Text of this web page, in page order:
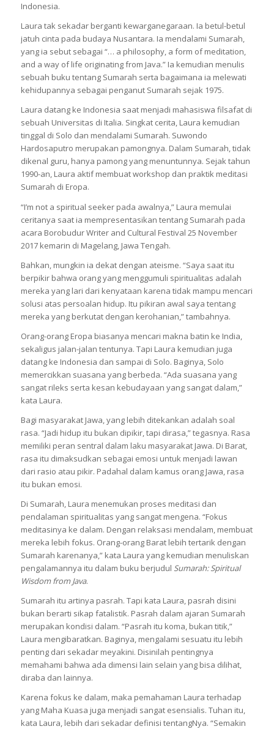
Indonesia.
Laura tak sekadar berganti kewarganegaraan. Ia betul-betul
jatuh cinta pada budaya Nusantara. Ia mendalami Sumarah,
yang ia sebut sebagai “… a philosophy, a form of meditation,
and a way of life originating from Java.” Ia kemudian menulis
sebuah buku tentang Sumarah serta bagaimana ia melewati
kehidupannya sebagai penganut Sumarah sejak 1975.
Laura datang ke Indonesia saat menjadi mahasiswa filsafat di
sebuah Universitas di Italia. Singkat cerita, Laura kemudian
tinggal di Solo dan mendalami Sumarah. Suwondo
Hardosaputro merupakan pamongnya. Dalam Sumarah, tidak
dikenal guru, hanya pamong yang menuntunnya. Sejak tahun
1990-an, Laura aktif membuat workshop dan praktik meditasi
Sumarah di Eropa.
“I’m not a spiritual seeker pada awalnya,” Laura memulai
ceritanya saat ia mempresentasikan tentang Sumarah pada
acara Borobudur Writer and Cultural Festival 25 November
2017 kemarin di Magelang, Jawa Tengah.
Bahkan, mungkin ia dekat dengan ateisme. “Saya saat itu
berpikir bahwa orang yang menggumuli spiritualitas adalah
mereka yang lari dari kenyataan karena tidak mampu mencari
solusi atas persoalan hidup. Itu pikiran awal saya tentang
mereka yang berkutat dengan kerohanian,” tambahnya.
Orang-orang Eropa biasanya mencari makna batin ke India,
sekaligus jalan-jalan tentunya. Tapi Laura kemudian juga
datang ke Indonesia dan sampai di Solo. Baginya, Solo
memercikkan suasana yang berbeda. “Ada suasana yang
sangat rileks serta kesan kebudayaan yang sangat dalam,”
kata Laura.
Bagi masyarakat Jawa, yang lebih ditekankan adalah soal
rasa. “Jadi hidup itu bukan dipikir, tapi dirasa,” tegasnya. Rasa
memiliki peran sentral dalam laku masyarakat Jawa. Di Barat,
rasa itu dimaksudkan sebagai emosi untuk menjadi lawan
dari rasio atau pikir. Padahal dalam kamus orang Jawa, rasa
itu bukan emosi.
Di Sumarah, Laura menemukan proses meditasi dan
pendalaman spiritualitas yang sangat mengena. “Fokus
meditasinya ke dalam. Dengan relaksasi mendalam, membuat
mereka lebih fokus. Orang-orang Barat lebih tertarik dengan
Sumarah karenanya,” kata Laura yang kemudian menuliskan
pengalamannya itu dalam buku berjudul Sumarah: Spiritual
Wisdom from Java.
Sumarah itu artinya pasrah. Tapi kata Laura, pasrah disini
bukan berarti sikap fatalistik. Pasrah dalam ajaran Sumarah
merupakan kondisi dalam. “Pasrah itu koma, bukan titik,”
Laura mengibaratkan. Baginya, mengalami sesuatu itu lebih
penting dari sekadar meyakini. Disinilah pentingnya
memahami bahwa ada dimensi lain selain yang bisa dilihat,
diraba dan lainnya.
Karena fokus ke dalam, maka pemahaman Laura terhadap
yang Maha Kuasa juga menjadi sangat esensialis. Tuhan itu,
kata Laura, lebih dari sekadar definisi tentangNya. “Semakin